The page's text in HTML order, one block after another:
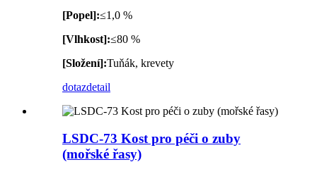
[Popel]:≤1,0 %
[Vlhkost]:≤80 %
[Složení]:Tuňák, krevety
dotazdetail
LSDC-73 Kost pro péči o zuby
(mořské řasy)